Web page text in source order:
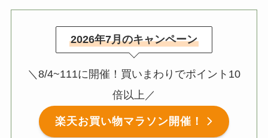
2026年7月のキャンペーン
＼8/4~111に開催！買いまわりでポイント10
倍以上／
楽天お買い物マラソン開催！